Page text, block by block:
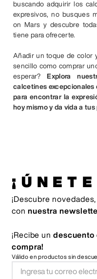
buscando adquirir los
expresivos, no busques
on Mars y descubre
tiene para ofrecerte.
Añadir un toque de color
sencillo como comprar
esperar?
Explora
calcetines excepcionales
para encontrar la
hoy mismo y da vida a
¡Descubre
con nuestra
¡Recibe un descuento
compra!
Válido en productos sin